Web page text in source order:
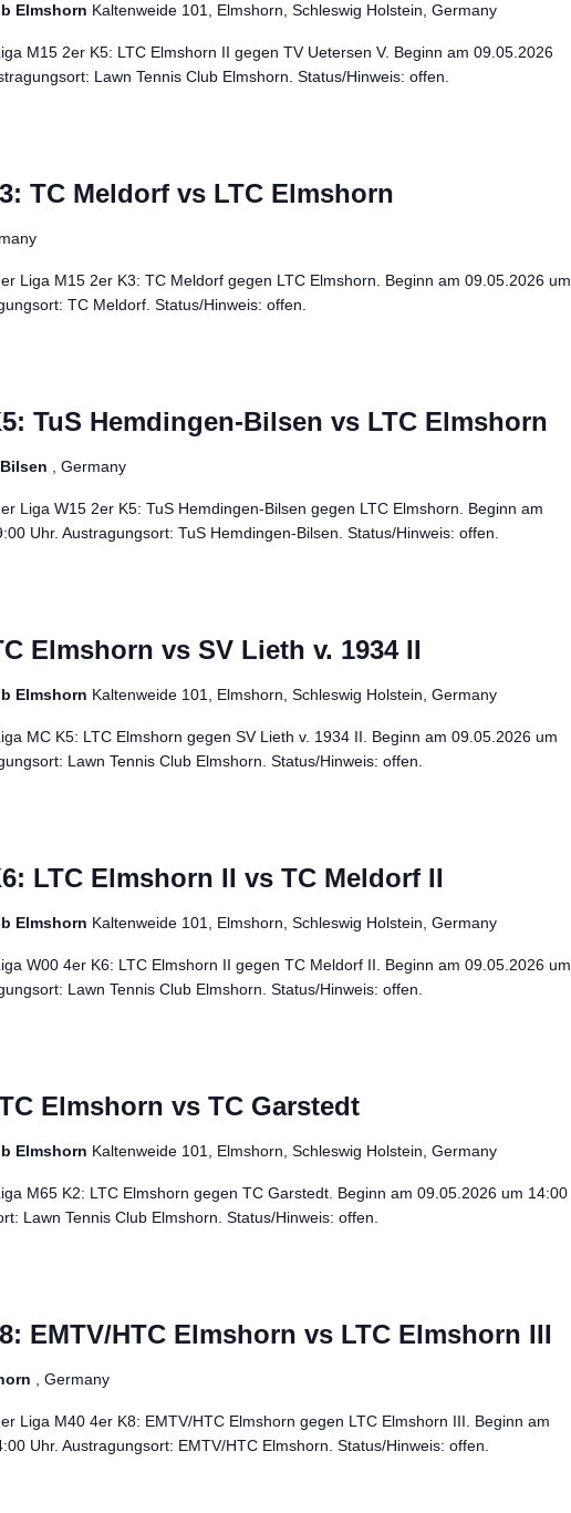
Elmshorn Kaltenweide 101, Elmshorn, Schleswig Holstein, Germany
M15 2er K5: LTC Elmshorn II gegen TV Uetersen V. Beginn am 09.05.2026
Lawn Tennis Club Elmshorn. Status/Hinweis: offen.
TC Meldorf vs LTC Elmshorn
Liga M15 2er K3: TC Meldorf gegen LTC Elmshorn. Beginn am 09.05.2026 um
TC Meldorf. Status/Hinweis: offen.
TuS Hemdingen-Bilsen vs LTC Elmshorn
, Germany
Liga W15 2er K5: TuS Hemdingen-Bilsen gegen LTC Elmshorn. Beginn am
Uhr. Austragungsort: TuS Hemdingen-Bilsen. Status/Hinweis: offen.
Elmshorn vs SV Lieth v. 1934 II
Elmshorn Kaltenweide 101, Elmshorn, Schleswig Holstein, Germany
MC K5: LTC Elmshorn gegen SV Lieth v. 1934 II. Beginn am 09.05.2026 um
Lawn Tennis Club Elmshorn. Status/Hinweis: offen.
LTC Elmshorn II vs TC Meldorf II
Elmshorn Kaltenweide 101, Elmshorn, Schleswig Holstein, Germany
W00 4er K6: LTC Elmshorn II gegen TC Meldorf II. Beginn am 09.05.2026 um
Lawn Tennis Club Elmshorn. Status/Hinweis: offen.
Elmshorn vs TC Garstedt
Elmshorn Kaltenweide 101, Elmshorn, Schleswig Holstein, Germany
M65 K2: LTC Elmshorn gegen TC Garstedt. Beginn am 09.05.2026 um 14:00
Lawn Tennis Club Elmshorn. Status/Hinweis: offen.
EMTV/HTC Elmshorn vs LTC Elmshorn III
, Germany
Liga M40 4er K8: EMTV/HTC Elmshorn gegen LTC Elmshorn III. Beginn am
Uhr. Austragungsort: EMTV/HTC Elmshorn. Status/Hinweis: offen.